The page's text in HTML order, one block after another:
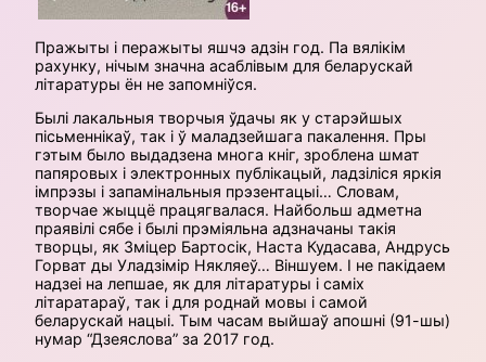
Пражыты і перажыты яшчэ адзін год. Па вялікім
рахунку, нічым значна асаблівым для беларускай
літаратуры ён не запомніўся.
Былі лакальныя творчыя ўдачы як у старэйшых
пісьменнікаў, так і ў маладзейшага пакалення. Пры
гэтым было выдадзена многа кніг, зроблена шмат
папяровых і электронных публікацый, ладзіліся яркія
імпрэзы і запамінальныя прэзентацыі… Словам,
творчае жыццё працягвалася. Найбольш адметна
праявілі сябе і былі прэміяльна адзначаны такія
творцы, як Зміцер Бартосік, Наста Кудасава, Андрусь
Горват ды Уладзімір Някляеў… Віншуем. І не пакідаем
надзеі на лепшае, як для літаратуры і саміх
літаратараў, так і для роднай мовы і самой
беларускай нацыі. Тым часам выйшаў апошні (91-шы)
нумар “Дзеяслова” за 2017 год.